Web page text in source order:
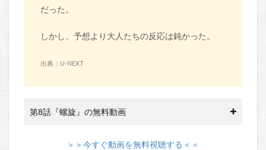
だった。
しかし、予想より大人たちの反応は鈍かった。
出典：U-NEXT
第8話『螺旋』の無料動画
＞＞今すぐ動画を無料視聴する＜＜